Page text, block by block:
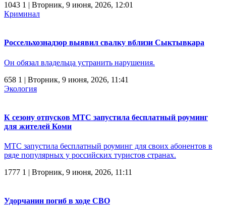
1043 1 | Вторник, 9 июня, 2026, 12:01
Криминал
Россельхознадзор выявил свалку вблизи Сыктывкара
Он обязал владельца устранить нарушения.
658 1 | Вторник, 9 июня, 2026, 11:41
Экология
К сезону отпусков МТС запустила бесплатный роуминг
для жителей Коми
МТС запустила бесплатный роуминг для своих абонентов в
ряде популярных у российских туристов странах.
1777 1 | Вторник, 9 июня, 2026, 11:11
Удорчанин погиб в ходе СВО